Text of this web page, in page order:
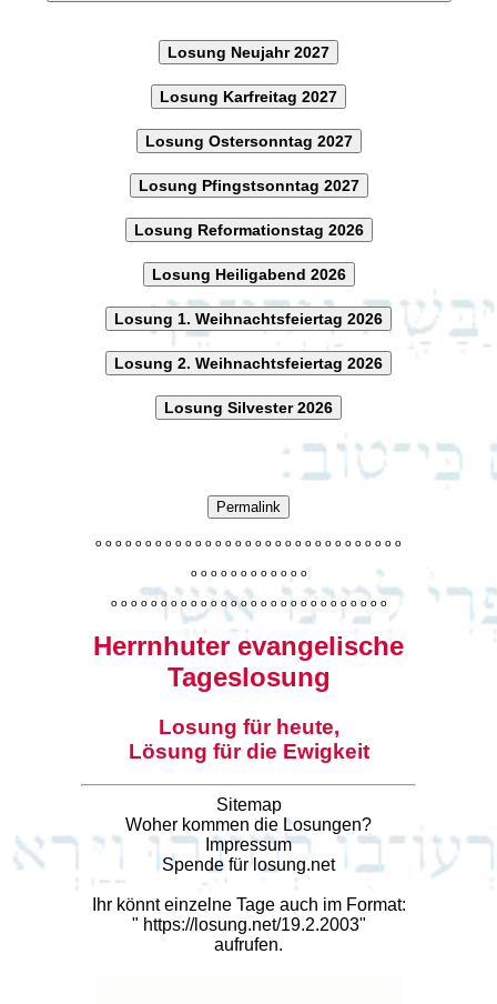
Losung Neujahr 2027
Losung Karfreitag 2027
Losung Ostersonntag 2027
Losung Pfingstsonntag 2027
Losung Reformationstag 2026
Losung Heiligabend 2026
Losung 1. Weihnachtsfeiertag 2026
Losung 2. Weihnachtsfeiertag 2026
Losung Silvester 2026
Permalink
o o o o o o o o o o o o o o o o o o o o o o o o o o o o o o o
o o o o o o o o o o o o
o o o o o o o o o o o o o o o o o o o o o o o o o o o o
Herrnhuter evangelische
Tageslosung
Losung für heute,
Lösung für die Ewigkeit
Sitemap
Woher kommen die Losungen?
Impressum
Spende für losung.net
Ihr könnt einzelne Tage auch im Format:
" https://losung.net/19.2.2003"
aufrufen.